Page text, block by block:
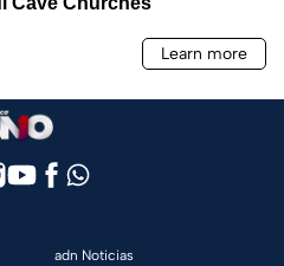
adn Noticias